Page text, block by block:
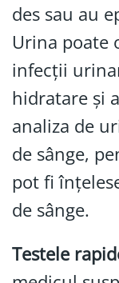
des sau au
Urina poate
infecții
hidratare și
analiza de
de sânge,
pot fi
de sânge.
Testele